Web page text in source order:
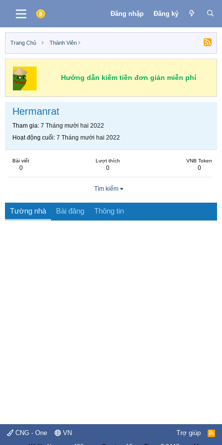
Đăng nhập Đăng ký
Trang Chủ Thành Viên
Hướng dẫn kiếm tiền đơn giản miễn phí
Hermanrat
Tham gia 7 Tháng mười hai 2022
Hoạt động cuối 7 Tháng mười hai 2022
Bài viết
0
Lượt thích
0
VNB Token
0
Tìm kiếm
Tường nhà Bài đăng Thông tin
CNG - One VN Trợ giúp
R